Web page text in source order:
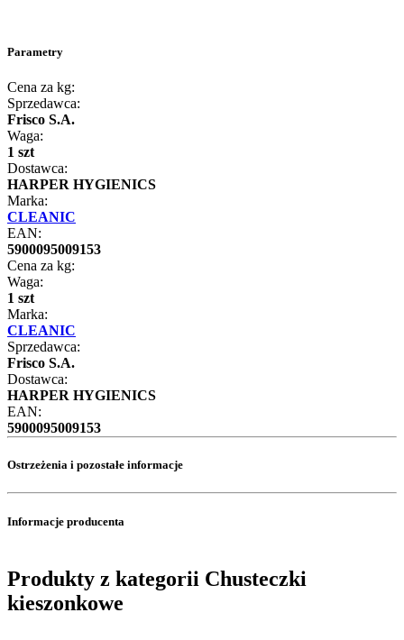
Parametry
Cena za kg:
Sprzedawca:
Frisco S.A.
Waga:
1 szt
Dostawca:
HARPER HYGIENICS
Marka:
CLEANIC
EAN:
5900095009153
Cena za kg:
Waga:
1 szt
Marka:
CLEANIC
Sprzedawca:
Frisco S.A.
Dostawca:
HARPER HYGIENICS
EAN:
5900095009153
Ostrzeżenia i pozostałe informacje
Informacje producenta
Produkty z kategorii Chusteczki
kieszonkowe